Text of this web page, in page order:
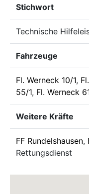
Stichwort
Technische
Fahrzeuge
Fl. Werneck 10/1,
55/1, Fl. Werneck
Weitere Kräfte
FF Rundelshausen,
Rettungsdienst